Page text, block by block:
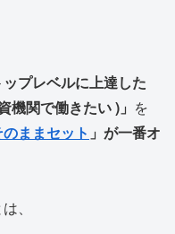
ップレベルに上達した
機関で働きたい )」 を
ままセット 」が一番オ
、